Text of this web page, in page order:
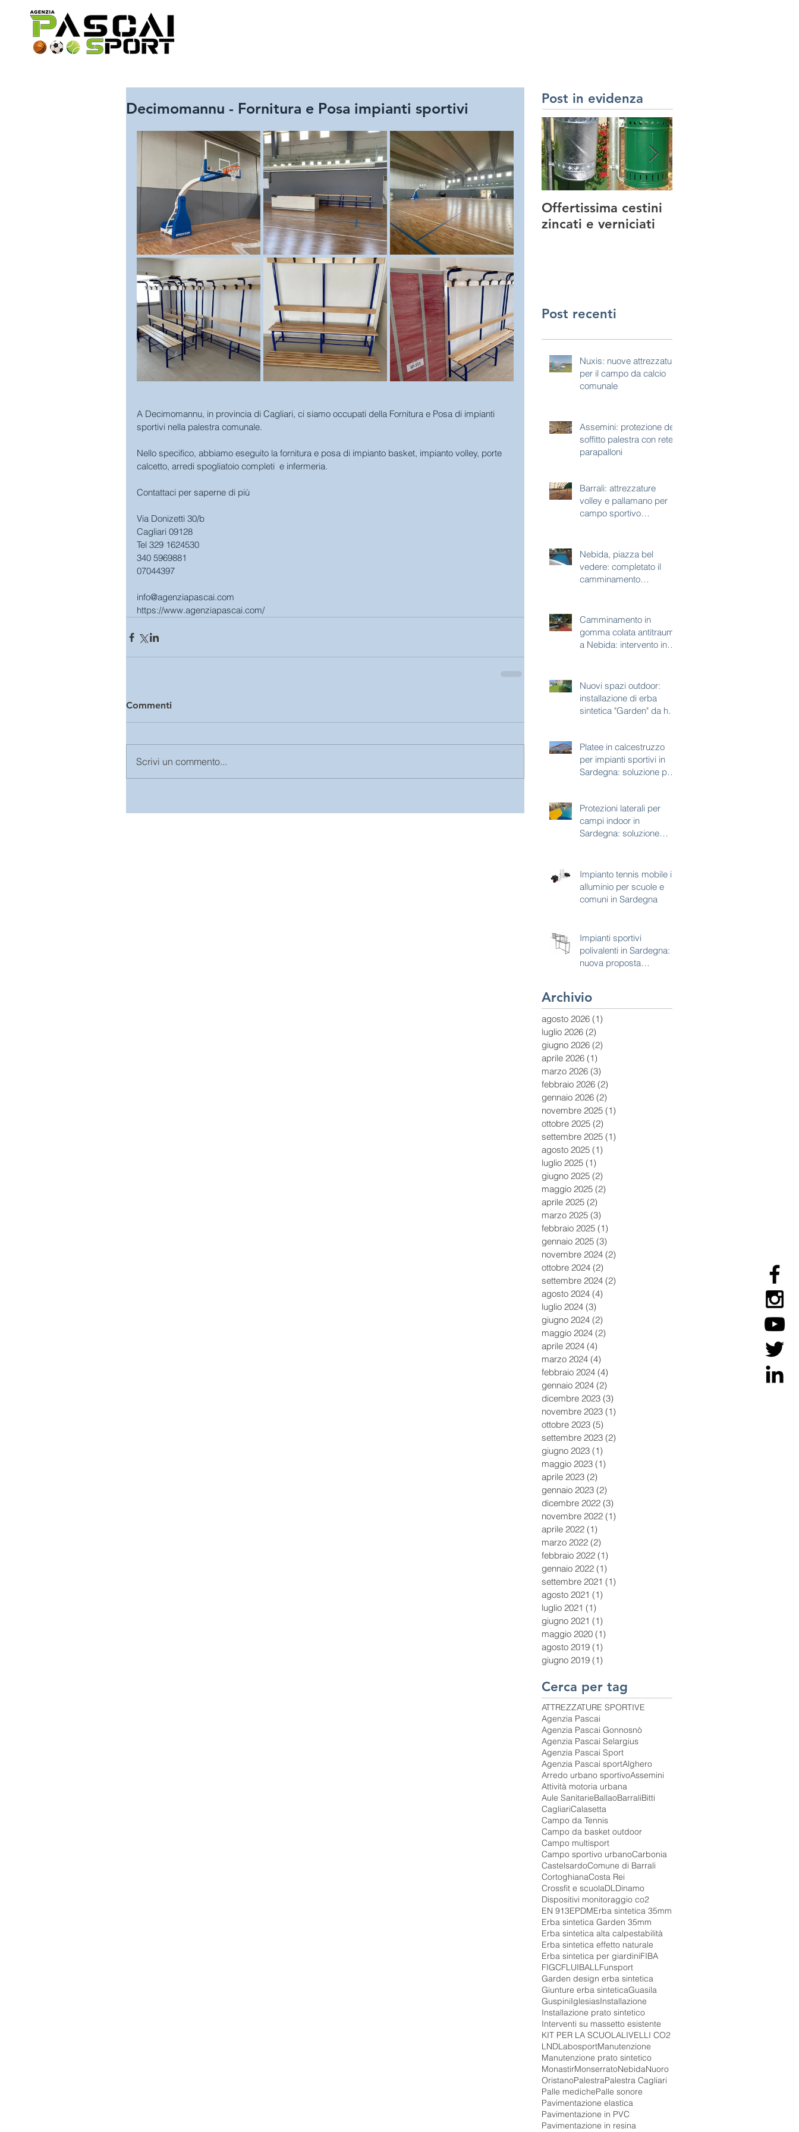
Decimomannu - Fornitura e Posa impianti sportivi
A Decimomannu, in provincia di Cagliari, ci siamo occupati della Fornitura e Posa di impianti
sportivi nella palestra comunale.
Nello specifico, abbiamo eseguito la fornitura e posa di impianto basket, impianto volley, porte
calcetto, arredi spogliatoio completi  e infermeria.
Contattaci per saperne di più
Via Donizetti 30/b
Cagliari 09128
Tel 329 1624530
340 5969881
07044397
info@agenziapascai.com
https://www.agenziapascai.com/
Commenti
Scrivi un commento...
Post in evidenza
Offertissima cestini
zincati e verniciati
Post recenti
Nuxis: nuove attrezzature
per il campo da calcio
comunale
Assemini: protezione del
soffitto palestra con rete
parapalloni
Barrali: attrezzature
volley e pallamano per
campo sportivo
Nebida, piazza bel
vedere: completato il
camminamento
Camminamento in
gomma colata antitrauma
a Nebida: intervento in
Nuovi spazi outdoor:
installazione di erba
sintetica "Garden" da h35
Platee in calcestruzzo
per impianti sportivi in
Sardegna: soluzione per
Protezioni laterali per
campi indoor in
Sardegna: soluzione
Impianto tennis mobile in
alluminio per scuole e
comuni in Sardegna
Impianti sportivi
polivalenti in Sardegna:
nuova proposta
Archivio
agosto 2026 (1)
luglio 2026 (2)
giugno 2026 (2)
aprile 2026 (1)
marzo 2026 (3)
febbraio 2026 (2)
gennaio 2026 (2)
novembre 2025 (1)
ottobre 2025 (2)
settembre 2025 (1)
agosto 2025 (1)
luglio 2025 (1)
giugno 2025 (2)
maggio 2025 (2)
aprile 2025 (2)
marzo 2025 (3)
febbraio 2025 (1)
gennaio 2025 (3)
novembre 2024 (2)
ottobre 2024 (2)
settembre 2024 (2)
agosto 2024 (4)
luglio 2024 (3)
giugno 2024 (2)
maggio 2024 (2)
aprile 2024 (4)
marzo 2024 (4)
febbraio 2024 (4)
gennaio 2024 (2)
dicembre 2023 (3)
novembre 2023 (1)
ottobre 2023 (5)
settembre 2023 (2)
giugno 2023 (1)
maggio 2023 (1)
aprile 2023 (2)
gennaio 2023 (2)
dicembre 2022 (3)
novembre 2022 (1)
aprile 2022 (1)
marzo 2022 (2)
febbraio 2022 (1)
gennaio 2022 (1)
settembre 2021 (1)
agosto 2021 (1)
luglio 2021 (1)
giugno 2021 (1)
maggio 2020 (1)
agosto 2019 (1)
giugno 2019 (1)
Cerca per tag
ATTREZZATURE SPORTIVE
Agenzia Pascai
Agenzia Pascai Gonnosnò
Agenzia Pascai Selargius
Agenzia Pascai Sport
Agenzia Pascai sportAlghero
Arredo urbano sportivoAssemini
Attività motoria urbana
Aule SanitarieBallaoBarraliBitti
CagliariCalasetta
Campo da Tennis
Campo da basket outdoor
Campo multisport
Campo sportivo urbanoCarbonia
CastelsardoComune di Barrali
CortoghianaCosta Rei
Crossfit e scuolaDLDinamo
Dispositivi monitoraggio co2
EN 913EPDMErba sintetica 35mm
Erba sintetica Garden 35mm
Erba sintetica alta calpestabilità
Erba sintetica effetto naturale
Erba sintetica per giardiniFIBA
FIGCFLUIBALLFunsport
Garden design erba sintetica
Giunture erba sinteticaGuasila
GuspiniIglesiasInstallazione
Installazione prato sintetico
Interventi su massetto esistente
KIT PER LA SCUOLALIVELLI CO2
LNDLabosportManutenzione
Manutenzione prato sintetico
MonastirMonserratoNebidaNuoro
OristanoPalestraPalestra Cagliari
Palle medichePalle sonore
Pavimentazione elastica
Pavimentazione in PVC
Pavimentazione in resina